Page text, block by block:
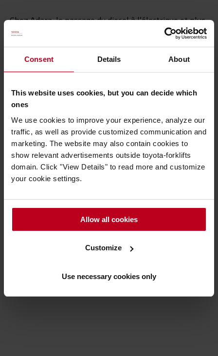
Consent Details About
This website uses cookies, but you can decide which
ones
We use cookies to improve your experience, analyze our
traffic, as well as provide customized communication and
marketing. The website may also contain cookies to
show relevant advertisements outside toyota-forklifts
domain. Click "View Details" to read more and customize
your cookie settings.
Allow all cookies
Customize
Use necessary cookies only
Chez Adara, le passage du diesel à l’électrique et plus
précisément à des batteries au lithium-ion est en
cours. « Comme nous gagnons en expérience, nous
avançons vers ces nouvelles technologies. Lors du
renouvellement de nos chariots, dans moins de 5 ans,
lithium-ion » conclut M. Valkeamäki.
« Comme nous gagnons en expérience,
nous avançons vers ces nouvelles
technologies. Lors du renouvellement de
pense qu’ils fonctionneront avec la
technologie lithium-ion » conclut M.
Valkeamäki.